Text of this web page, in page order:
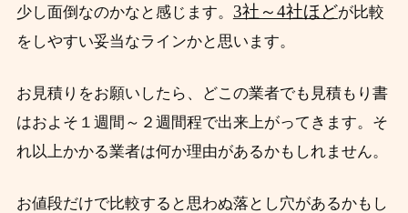
少し面倒なのかなと感じます。 3社～4社ほどが比較
をしやすい妥当なラインかと思います。
お見積りをお願いしたら、どこの業者でも見積もり書
はおよそ１週間～２週間程で出来上がってきます。そ
れ以上かかる業者は何か理由があるかもしれません。
お値段だけで比較すると思わぬ落とし穴があるかもし